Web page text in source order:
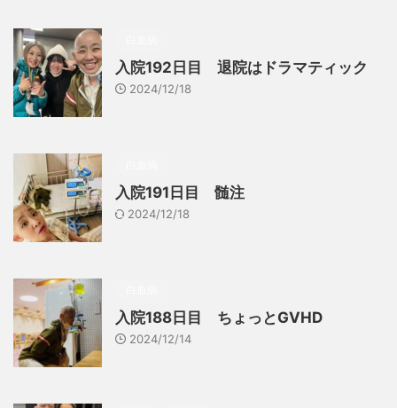
入院192日目 退院はドラマティック
2024/12/18
入院191日目 髄注
2024/12/18
入院188日目 ちょっとGVHD
2024/12/14